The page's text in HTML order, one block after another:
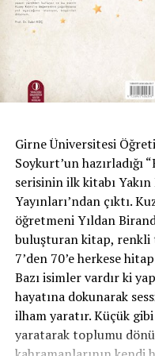
tanıdığı Nizami,
yaşadığı dönemin
işleyerek senteze
Yunus’ta olduğu gibi
sevgisi olağanüstü
konuşmacı olarak
Anar, Millî İlimler
Prof. Dr. İsa Habibbeyli
Mustafa Özçelik yer aldı.
Yunus Emre Enstitüsü
Türkiye’yi, Türk dilini,
tanıtmak ve bu alanda
vermek amacıyla 2009
Yunus Emre Enstitüsü,
Onlar ekmek
Maşa olup tutulduk,
Sizler bir balı yalarken
Sıra bizlere geldi sahip
Sevcan Ekrem
Girne Üniversitesi
Soykurt’un hazırladığı
serisinin ilk kitabı
Yayınları’ndan çıktı.
öğretmeni Yıldan
buluşturan kitap, renkli
7’den 70’e herkese
Bazı isimler vardır ki
hayatına dokunarak
ilham yaratır. Küçük
yaratarak toplumu